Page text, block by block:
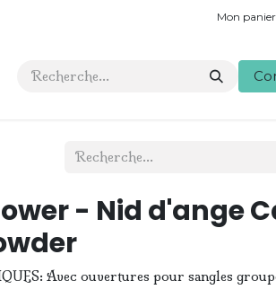
Mon panier
- Nid d'ange
Avec ouvertures pour sangles